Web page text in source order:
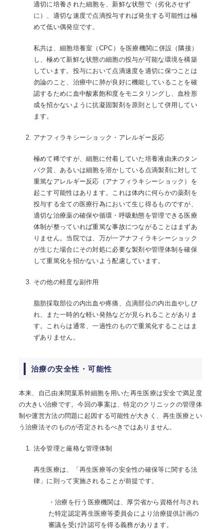
適切に培養された細胞を、新鮮な状態で（劣化させず
に）、適切な速度で点滴投与すれば発生する可能性は極
めて低い偶発症です。
私共は、細胞培養室（CPC）を医療機関に併設（隣接）
し、極めて新鮮な状態の細胞の投与が可能な環境を構築
しています。投与において点滴速度を適切に保つことは
勿論のこと、治療中に肺が良好に機能していることを確
認するために血中酸素飽和度をモニタリングし、血栓形
成を招かないように抗凝固製剤を原則として併用してい
ます。
アナフィラキシーショック・アレルギー反応
極めて稀ですが、細胞に付着していた培養液由来のタン
パク質、あるいは細胞を溶かしている点滴製剤に対して
重篤なアレルギー反応（アナフィラキシーショック）を
起こす可能性はあります。これは体内に何らかの薬剤を
投与する全ての医療行為において生じ得るものですが、
適切な治療薬の確保や循環・呼吸動態を管理できる医療
体制が整っていれば重篤な事故につながることはまずあ
りません。当院では、万が一アナフィラキシーショック
が生じた場合にその対処に必要な製剤や管理体制を確保
して重篤化を招かないよう配慮しています。
その他の軽度な副作用
脂肪採取部位の内出血や疼痛、点滴部位の内出血やしび
れ、また一時的な軽い発熱などが見られることがありま
す。これらは通常、一過性のもので重篤化することはま
ずありません。
治療の安全性・可能性
本来、自己由来間葉系幹細胞を用いた再生医療は安全で満足度
の大きい治療です。今回の事案は、特定のクリニックの管理体
制や運営方法の問題に起因する可能性が大きく、再生医療とい
う治療法そのものが否定されるべきではありません。
法令管理と厳格な管理体制
再生医療は、「再生医療等の安全性の確保等に関する法
律」に則って実施されることが前提です。
・治療を行う医療機関は、厚労省から資格付与され
た特定認定再生医療等委員会により治療提供計画の
審議を受け許認可を得る義務があります。